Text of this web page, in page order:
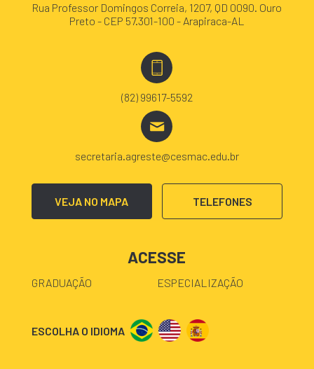
Rua Professor Domingos Correia, 1207, QD 0090. Ouro
Preto - CEP 57.301-100 - Arapiraca-AL
(82) 99617-5592
secretaria.agreste@cesmac.edu.br
VEJA NO MAPA TELEFONES
ACESSE
GRADUAÇÃO ESPECIALIZAÇÃO
ESCOLHA O IDIOMA